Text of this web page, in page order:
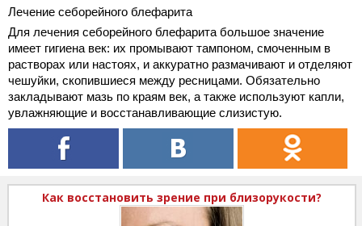
Лечение себорейного блефарита
Для лечения себорейного блефарита большое значение
имеет гигиена век: их промывают тампоном, смоченным в
растворах или настоях, и аккуратно размачивают и отделяют
чешуйки, скопившиеся между ресницами. Обязательно
закладывают мазь по краям век, а также используют капли,
увлажняющие и восстанавливающие слизистую.
Как восстановить зрение при близорукости?